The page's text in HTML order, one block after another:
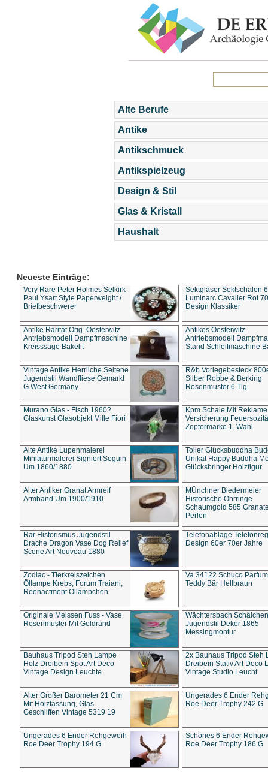
Alte Berufe
Antike
Antikschmuck
Antikspielzeug
Design & Stil
Glas & Kristall
Haushalt
Neueste Einträge:
Very Rare Peter Holmes Selkirk
Paul Ysart Style Paperweight /
Briefbeschwerer
Sektgläser Sektschalen
Luminarc Cavalier Rot
Design Klassiker
Antike Rarität Orig. Oesterwitz
Antriebsmodell Dampfmaschine
Kreisssäge Bakelit
Antikes Oesterwitz
Antriebsmodell
Stand Schleifmaschine
Vintage Antike Herrliche Seltene
Jugendstil Wandfliese Gemarkt
G West Germany
R&b Vorlegebesteck
Silber Robbe & Berking
Rosenmuster 6 Tlg.
Murano Glas - Fisch 1960?
Glaskunst Glasobjekt Mille Fiori
Kpm Schale Mit Reklame
Versicherung
Zeptermarke 1. Wahl
Alte Antike Lupenmalerei
Miniaturmalerei Signiert Seguin
Um 1860/1880
Toller Glücksbuddha
Unikat Happy Buddha
Glücksbringer Holzfigur
Alter Antiker Granat Armreif
Armband Um 1900/1910
MÜnchner Biedermeier
Historische Ohrringe
Schaumgold 585
Perlen
Rar Historismus Jugendstil
Drache Dragon Vase Dog Relief
Scene Art Nouveau 1880
Telefonablage
Design 60er 70er Jahre
Zodiac - Tierkreiszeichen
Öllampe Krebs, Forum Traiani,
Reenactment Öllämpchen
Va 34122 Schuco
Teddy Bär Hellbraun
Originale Meissen Fuss - Vase
Rosenmuster Mit Goldrand
Wächtersbach Schälchen
Jugendstil Dekor 1865
Messingmontur
Bauhaus Tripod Steh Lampe
Holz Dreibein Spot Art Deco
Vintage Design Leuchte
2x Bauhaus Tripod Steh
Dreibein Stativ Art Deco
Vintage Studio Leucht
Alter Großer Barometer 21 Cm
Mit Holzfassung, Glas
Geschliffen Vintage 5319 19
Ungerades 6 Ender
Roe Deer Trophy 242 G
Ungerades 6 Ender Rehgeweih
Roe Deer Trophy 194 G
Schönes 6 Ender
Roe Deer Trophy 186 G